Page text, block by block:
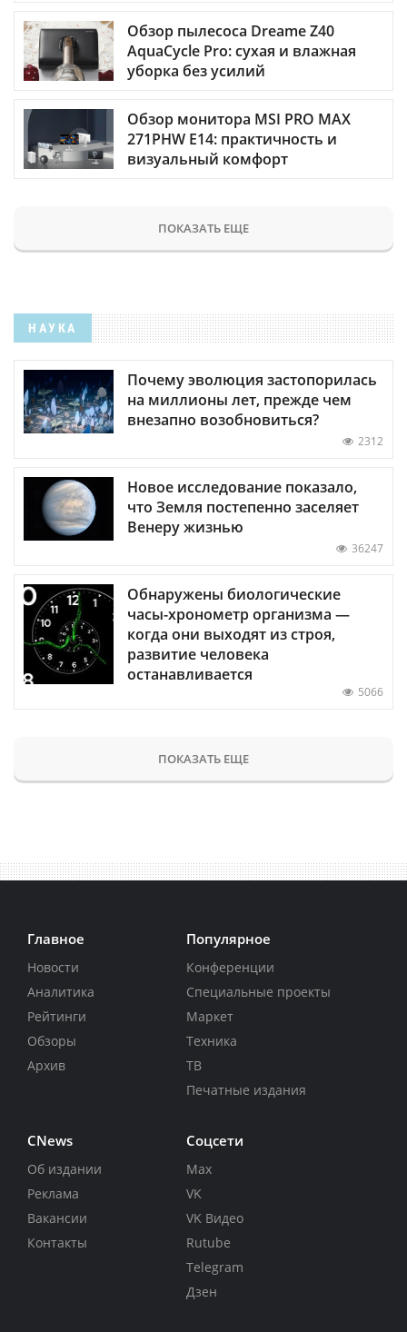
Обзор пылесоса Dreame Z40
AquaCycle Pro: сухая и влажная
уборка без усилий
Обзор монитора MSI PRO MAX
271PHW E14: практичность и
визуальный комфорт
ПОКАЗАТЬ ЕЩЕ
НАУКА
Почему эволюция застопорилась
на миллионы лет, прежде чем
внезапно возобновиться?
2312
Новое исследование показало,
что Земля постепенно заселяет
Венеру жизнью
36247
Обнаружены биологические
часы-хронометр организма —
когда они выходят из строя,
развитие человека
останавливается
5066
ПОКАЗАТЬ ЕЩЕ
Главное
Новости
Аналитика
Рейтинги
Обзоры
Архив
Популярное
Конференции
Специальные проекты
Маркет
Техника
ТВ
Печатные издания
CNews
Об издании
Реклама
Вакансии
Контакты
Соцсети
Max
VK
VK Видео
Rutube
Telegram
Дзен